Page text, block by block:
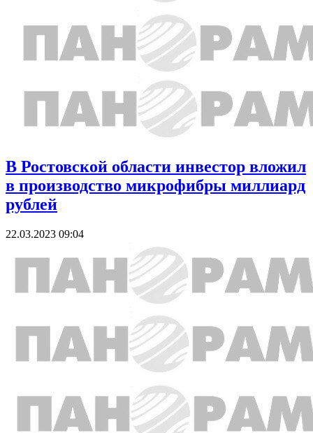
В Ростовской области инвестор вложил
в производство микрофибры миллиард
рублей
22.03.2023 09:04